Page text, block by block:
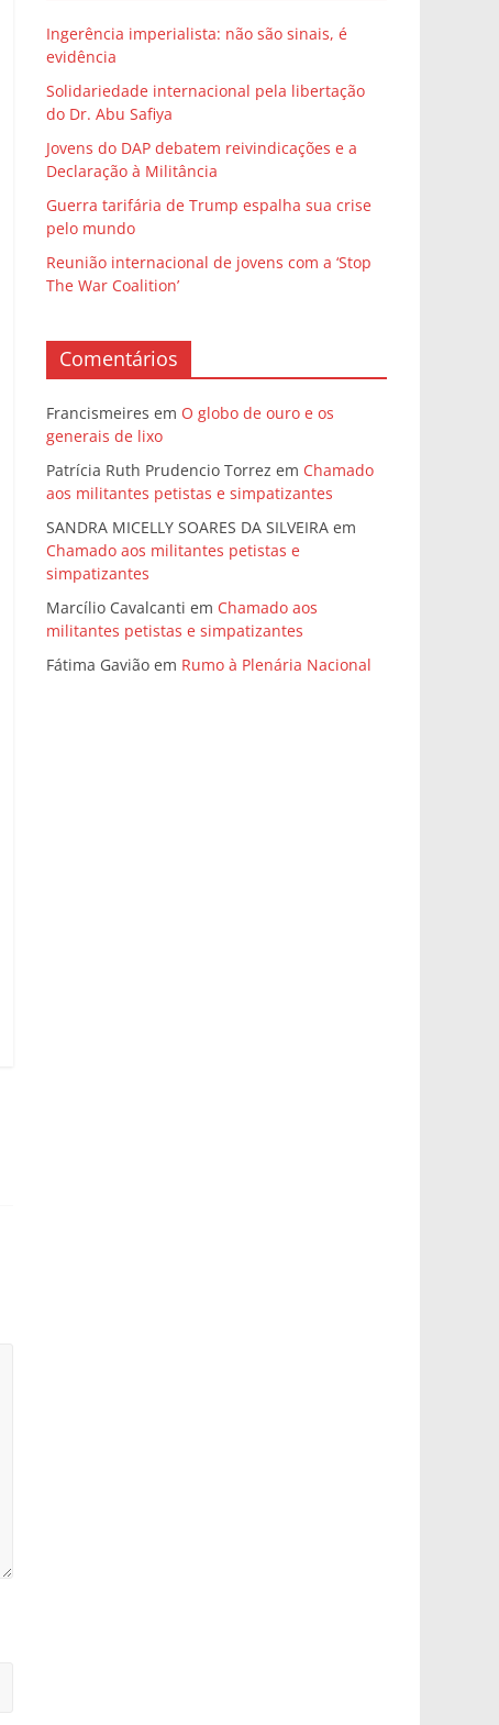
Ingerência imperialista: não são sinais, é
evidência
Solidariedade internacional pela libertação
do Dr. Abu Safiya
Jovens do DAP debatem reivindicações e a
Declaração à Militância
Guerra tarifária de Trump espalha sua crise
pelo mundo
Reunião internacional de jovens com a ‘Stop
The War Coalition’
Comentários
Francismeires em O globo de ouro e os
generais de lixo
Patrícia Ruth Prudencio Torrez em Chamado
aos militantes petistas e simpatizantes
SANDRA MICELLY SOARES DA SILVEIRA em
Chamado aos militantes petistas e
simpatizantes
Marcílio Cavalcanti em Chamado aos
militantes petistas e simpatizantes
Fátima Gavião em Rumo à Plenária Nacional